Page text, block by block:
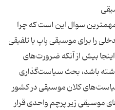
مهمترین سوال این است که چرا
را برای موسیقی پاپ یا تلفیقی
اینجا بیش از آنکه ضرورت‌های
باشد، بحث سیاست‌گذاری
کلان موسیقی در کشور
موسیقی زیر پرچم واحدی قرار